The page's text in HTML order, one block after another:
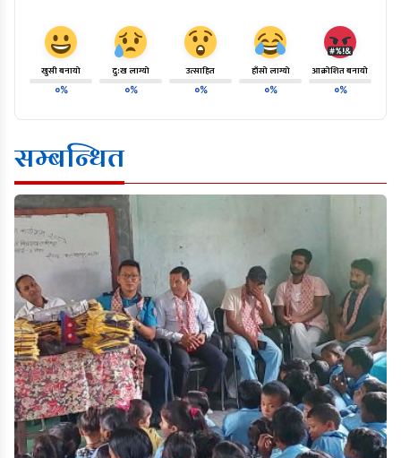
खुसी बनायो
०%
दु:ख लाग्यो
०%
उत्साहित
०%
हाँसो लाग्यो
०%
आक्रोशित बनायो
०%
सम्बन्धित